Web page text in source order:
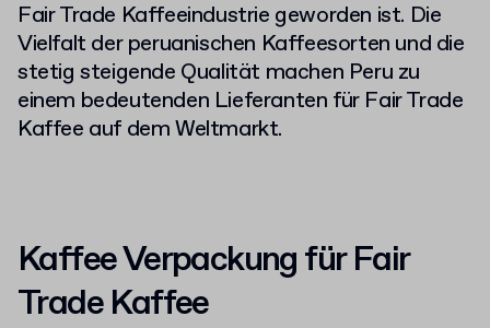
Fair Trade Kaffeeindustrie geworden ist. Die
Vielfalt der peruanischen Kaffeesorten und die
stetig steigende Qualität machen Peru zu
einem bedeutenden Lieferanten für Fair Trade
Kaffee auf dem Weltmarkt.
Kaffee Verpackung für Fair
Trade Kaffee